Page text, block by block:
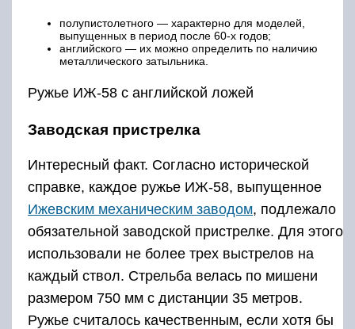
полупистолетного — характерно для моделей,
выпущенных в период после 60-х годов;
английского — их можно определить по наличию
металлического затыльника.
Ружье ИЖ-58 с английской ложей
Заводская пристрелка
Интересный факт. Согласно исторической
справке, каждое ружье ИЖ-58, выпущенное
Ижевским механическим заводом, подлежало
обязательной заводской пристрелке. Для этого
использовали не более трех выстрелов на
каждый ствол. Стрельба велась по мишени
размером 750 мм с дистанции 35 метров.
Ружье считалось качественным, если хотя бы